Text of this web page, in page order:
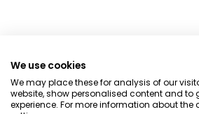
We use cookies
We may place these for analysis of our
website, show personalised content and to
experience. For more information about the